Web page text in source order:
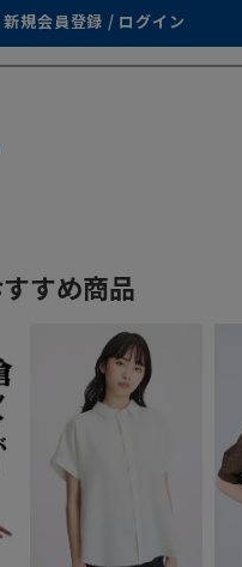
新規会員登録 / ログイン